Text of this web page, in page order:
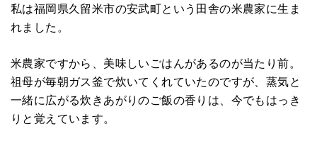
私は福岡県久留米市の安武町という田舎の米農家に生ま
れました。
米農家ですから、美味しいごはんがあるのが当たり前。
祖母が毎朝ガス釜で炊いてくれていたのですが、蒸気と
一緒に広がる炊きあがりのご飯の香りは、今でもはっき
りと覚えています。